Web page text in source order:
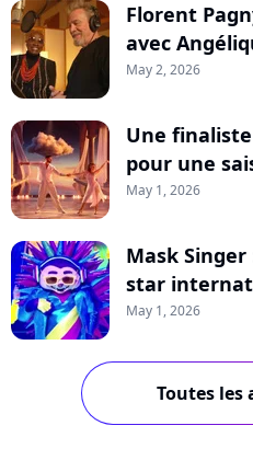
Florent
avec
May 2, 2026
Une
pour une
May 1, 2026
Mask
star
May 1, 2026
Toutes les